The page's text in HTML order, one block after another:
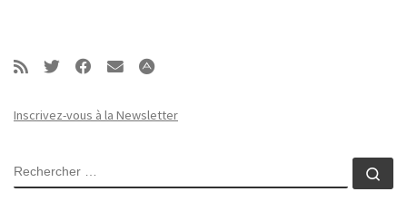
Inscrivez-vous à la Newsletter
RECHERCHER